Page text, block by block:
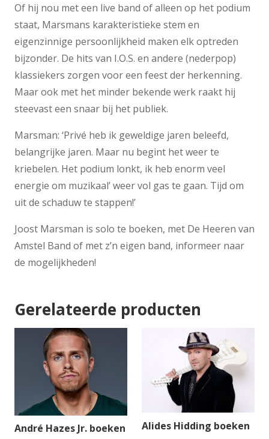
Of hij nou met een live band of alleen op het podium
staat, Marsmans karakteristieke stem en
eigenzinnige persoonlijkheid maken elk optreden
bijzonder. De hits van I.O.S. en andere (nederpop)
klassiekers zorgen voor een feest der herkenning.
Maar ook met het minder bekende werk raakt hij
steevast een snaar bij het publiek.
Marsman: ‘Privé heb ik geweldige jaren beleefd,
belangrijke jaren. Maar nu begint het weer te
kriebelen. Het podium lonkt, ik heb enorm veel
energie om muzikaal’ weer vol gas te gaan. Tijd om
uit de schaduw te stappen!’
Joost Marsman is solo te boeken, met De Heeren van
Amstel Band of met z’n eigen band, informeer naar
de mogelijkheden!
Gerelateerde producten
André Hazes Jr. boeken Alides Hidding boeken